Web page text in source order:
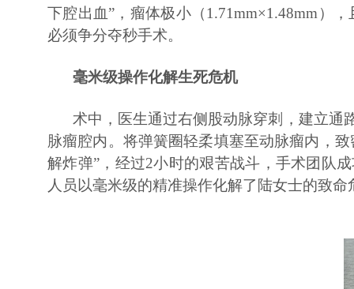
下腔出血”，瘤体极小（1.71mm×1.48mm）
必须争分夺秒手术。
毫米级操作化解生死危机
术中，医生通过右侧股动脉穿刺，建立通
脉瘤腔内。将弹簧圈轻柔填塞至动脉瘤内，
解炸弹”，经过2小时的艰苦战斗，手术团队
人员以毫米级的精准操作化解了陆女士的致命